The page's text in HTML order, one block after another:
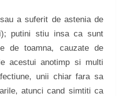
a suferit de astenia de
); putini stiu insa ca sunt
de toamna, cauzate de
acestui anotimp si multi
unii chiar fara sa
atunci cand simtiti ca